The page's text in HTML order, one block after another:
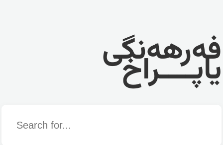
فەرهەنگی
یاپــــراخ
Word